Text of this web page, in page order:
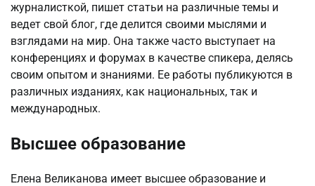
журналисткой, пишет статьи на различные темы и
ведет свой блог, где делится своими мыслями и
взглядами на мир. Она также часто выступает на
конференциях и форумах в качестве спикера, делясь
своим опытом и знаниями. Ее работы публикуются в
различных изданиях, как национальных, так и
международных.
Высшее образование
Елена Великанова имеет высшее образование и